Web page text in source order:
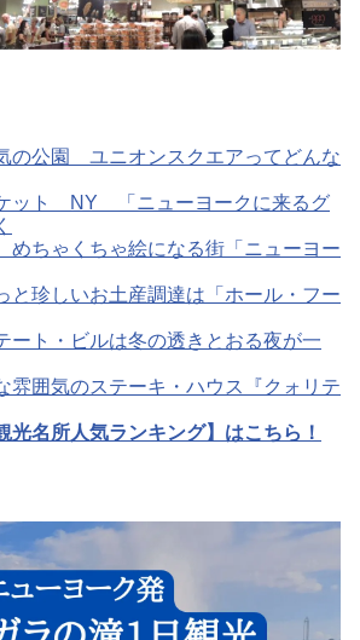
の公園 ユニオンスクエアってどんな
ット NY 「ニューヨークに来るグ
めちゃくちゃ絵になる街「ニューヨー
と珍しいお土産調達は「ホール・フー
ート・ビルは冬の透きとおる夜が一
雰囲気のステーキ・ハウス『クォリテ
光名所人気ランキング】はこちら！